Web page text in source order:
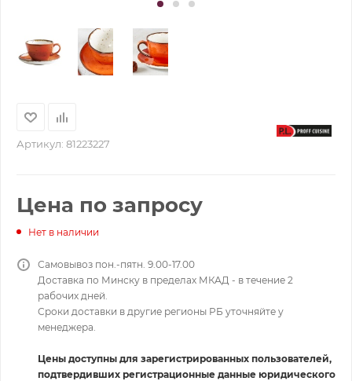
Артикул: 81223227
Цена по запросу
Нет в наличии
Самовывоз пон.-пятн. 9.00-17.00
Доставка по Минску в пределах МКАД - в течение 2
рабочих дней.
Сроки доставки в другие регионы РБ уточняйте у
менеджера.
Цены доступны для зарегистрированных пользователей,
подтвердивших регистрационные данные юридического